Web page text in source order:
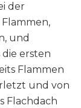
der
und
ersten
Flammen
und von
Flachdach